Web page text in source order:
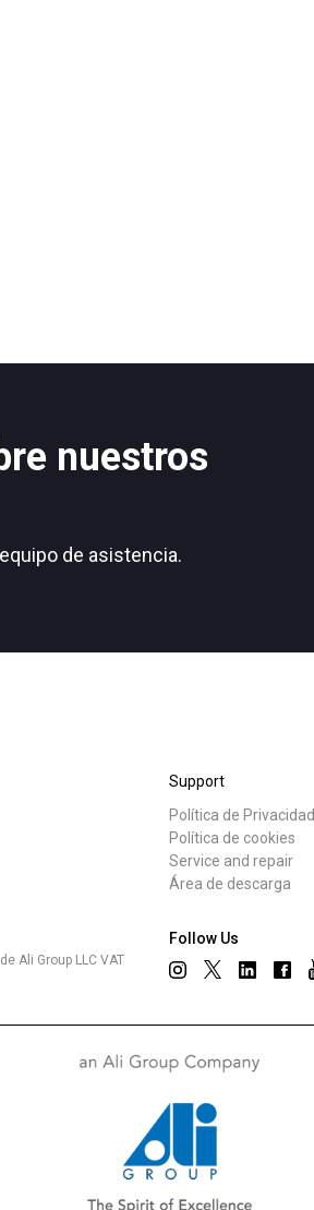
nuestros
de asistencia.
Support
Política de Privacidad
Política de cookies
Service and repair
Área de descarga
Follow Us
Ali Group LLC VAT